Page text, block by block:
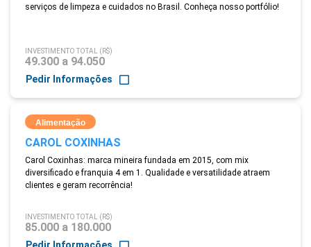
serviços de limpeza e cuidados no Brasil. Conheça nosso portfólio!
INVESTIMENTO TOTAL (R$)
49.300 a 94.050
Pedir Informações
Alimentação
CAROL COXINHAS
Carol Coxinhas: marca mineira fundada em 2015, com mix
diversificado e franquia 4 em 1. Qualidade e versatilidade atraem
clientes e geram recorrência!
INVESTIMENTO TOTAL (R$)
85.000 a 180.000
Pedir Informações